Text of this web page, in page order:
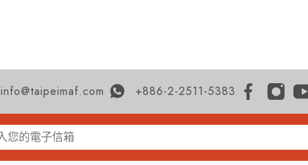
info@taipeimaf.com +886-2-2511-5383